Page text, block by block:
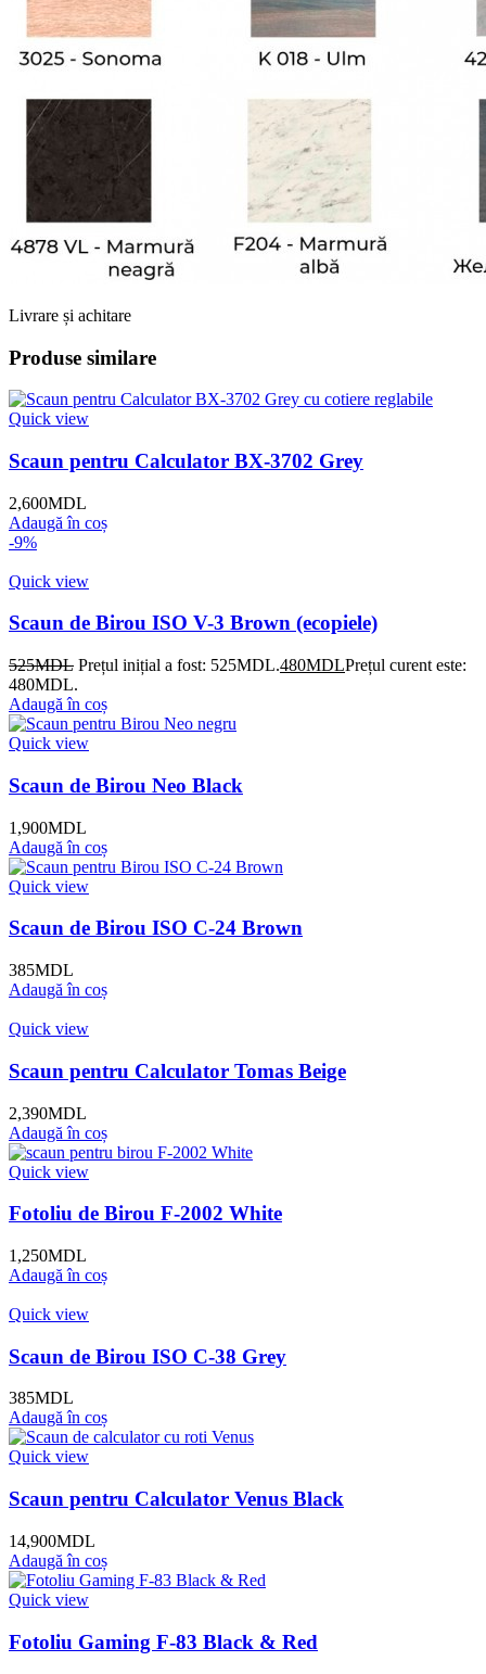
Livrare și achitare
Produse similare
Quick view
Scaun pentru Calculator BX-3702 Grey
2,600MDL
Adaugă în coș
-9%
Quick view
Scaun de Birou ISO V-3 Brown (ecopiele)
525MDL Prețul inițial a fost: 525MDL.480MDLPrețul curent este:
480MDL.
Adaugă în coș
Quick view
Scaun de Birou Neo Black
1,900MDL
Adaugă în coș
Quick view
Scaun de Birou ISO C-24 Brown
385MDL
Adaugă în coș
Quick view
Scaun pentru Calculator Tomas Beige
2,390MDL
Adaugă în coș
Quick view
Fotoliu de Birou F-2002 White
1,250MDL
Adaugă în coș
Quick view
Scaun de Birou ISO C-38 Grey
385MDL
Adaugă în coș
Quick view
Scaun pentru Calculator Venus Black
14,900MDL
Adaugă în coș
Quick view
Fotoliu Gaming F-83 Black & Red